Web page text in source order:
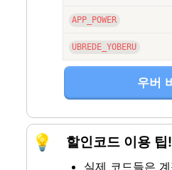
APP_POWER
UBREDE_YOBERU
우버
💡 할인코드 이용 팁!
실제 코드들은